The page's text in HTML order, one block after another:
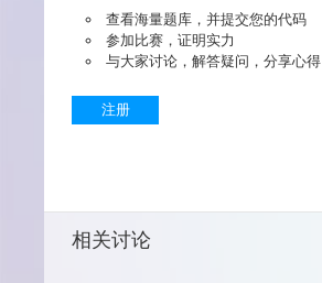
查看海量题库，并提交您的代码
参加比赛，证明实力
与大家讨论，解答疑问，分享心得
注册
相关讨论